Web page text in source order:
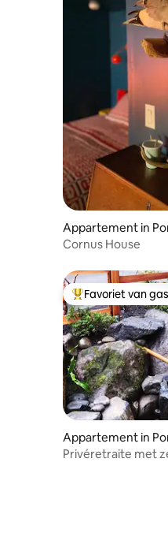
Appartement in
Cornus House
Topfavoriet van
Favoriet van
Appartement in
Privéretraite met